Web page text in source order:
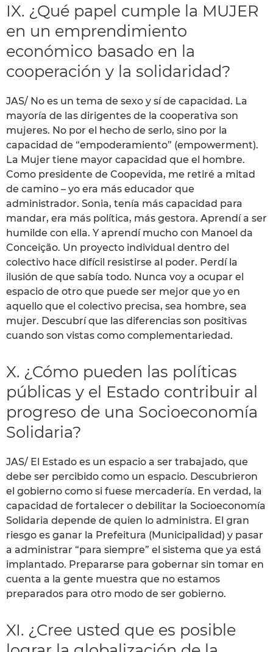
IX. ¿Qué papel cumple la MUJER
en un emprendimiento
económico basado en la
cooperación y la solidaridad?
JAS/ No es un tema de sexo y sí de capacidad. La
mayoría de las dirigentes de la cooperativa son
mujeres. No por el hecho de serlo, sino por la
capacidad de “empoderamiento” (empowerment).
La Mujer tiene mayor capacidad que el hombre.
Como presidente de Coopevida, me retiré a mitad
de camino – yo era más educador que
administrador. Sonia, tenía más capacidad para
mandar, era más política, más gestora. Aprendí a ser
humilde con ella. Y aprendí mucho con Manoel da
Conceição. Un proyecto individual dentro del
colectivo hace difícil resistirse al poder. Perdí la
ilusión de que sabía todo. Nunca voy a ocupar el
espacio de otro que puede ser mejor que yo en
aquello que el colectivo precisa, sea hombre, sea
mujer. Descubrí que las diferencias son positivas
cuando son vistas como complementariedad.
X. ¿Cómo pueden las políticas
públicas y el Estado contribuir al
progreso de una Socioeconomía
Solidaria?
JAS/ El Estado es un espacio a ser trabajado, que
debe ser percibido como un espacio. Descubrieron
el gobierno como si fuese mercadería. En verdad, la
capacidad de fortalecer o debilitar la Socioeconomía
Solidaria depende de quien lo administra. El gran
riesgo es ganar la Prefeitura (Municipalidad) y pasar
a administrar “para siempre” el sistema que ya está
implantado. Prepararse para gobernar sin tomar en
cuenta a la gente muestra que no estamos
preparados para otro modo de ser gobierno.
XI. ¿Cree usted que es posible